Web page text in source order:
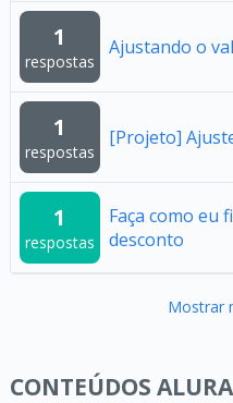
1
respostas
Ajustando o
1
respostas
[Projeto]
1
respostas
Faça como eu
desconto
Mostrar
CONTEÚDOS